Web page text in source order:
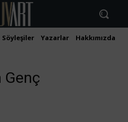
Söyleşiler Yazarlar Hakkımızda
Genç